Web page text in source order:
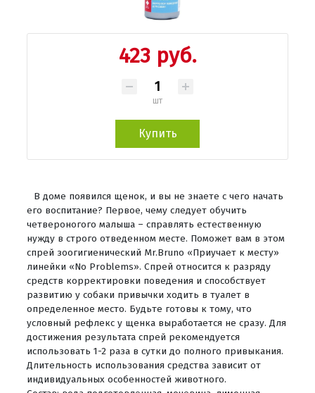
423 руб.
шт
Купить
В доме появился щенок, и вы не знаете с чего начать
его воспитание? Первое, чему следует обучить
четвероногого малыша – справлять естественную
нужду в строго отведенном месте. Поможет вам в этом
спрей зоогигиенический Mr.Bruno «Приучает к месту»
линейки «No Problems». Спрей относится к разряду
средств корректировки поведения и способствует
развитию у собаки привычки ходить в туалет в
определенное место. Будьте готовы к тому, что
условный рефлекс у щенка выработается не сразу. Для
достижения результата спрей рекомендуется
использовать 1-2 раза в сутки до полного привыкания.
Длительность использования средства зависит от
индивидуальных особенностей животного.